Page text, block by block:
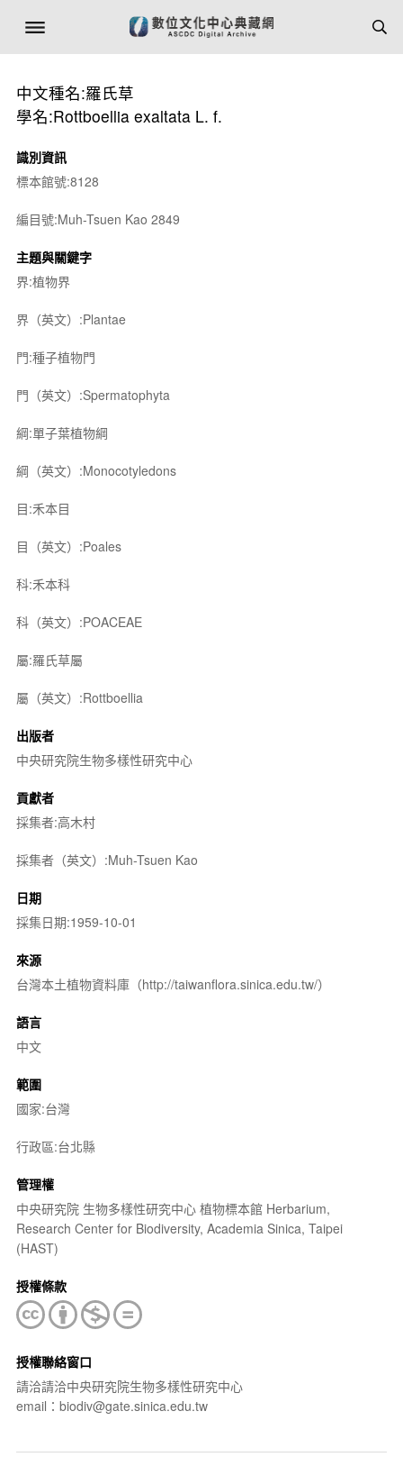
中文種名:羅氏草
學名:Rottboellia exaltata L. f.
識別資訊
標本館號:8128
編目號:Muh-Tsuen Kao 2849
主題與關鍵字
界:植物界
界（英文）:Plantae
門:種子植物門
門（英文）:Spermatophyta
綱:單子葉植物綱
綱（英文）:Monocotyledons
目:禾本目
目（英文）:Poales
科:禾本科
科（英文）:POACEAE
屬:羅氏草屬
屬（英文）:Rottboellia
出版者
中央研究院生物多樣性研究中心
貢獻者
採集者:高木村
採集者（英文）:Muh-Tsuen Kao
日期
採集日期:1959-10-01
來源
台灣本土植物資料庫（http://taiwanflora.sinica.edu.tw/）
語言
中文
範圍
國家:台灣
行政區:台北縣
管理權
中央研究院 生物多樣性研究中心 植物標本館 Herbarium,
Research Center for Biodiversity, Academia Sinica, Taipei
(HAST)
授權條款
授權聯絡窗口
請洽請洽中央研究院生物多樣性研究中心
email：biodiv@gate.sinica.edu.tw